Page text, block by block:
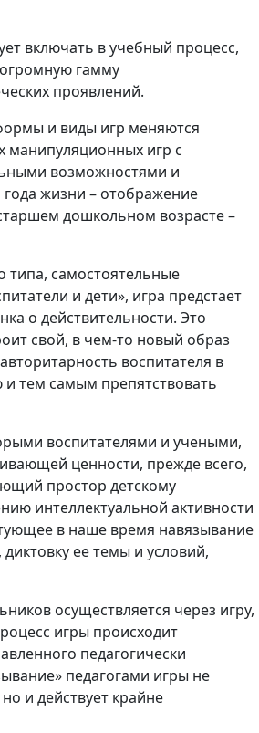
включать в учебный процесс,
огромную гамму
проявлений.
и виды игр меняются
манипуляционных игр с
возможностями и
жизни – отображение
дошкольном возрасте –
типа, самостоятельные
и дети», игра предстает
о действительности. Это
свой, в чем-то новый образ
воспитателя в
и тем самым препятствовать
воспитателями и учеными,
ценности, прежде всего,
простор детскому
интеллектуальной активности
в наше время навязывание
ее темы и условий,
осуществляется через игру,
игры происходит
педагогически
педагогами игры не
и действует крайне